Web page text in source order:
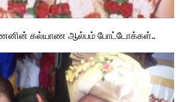
கல்யாண ஆல்பம் போட்டோக்கள்..